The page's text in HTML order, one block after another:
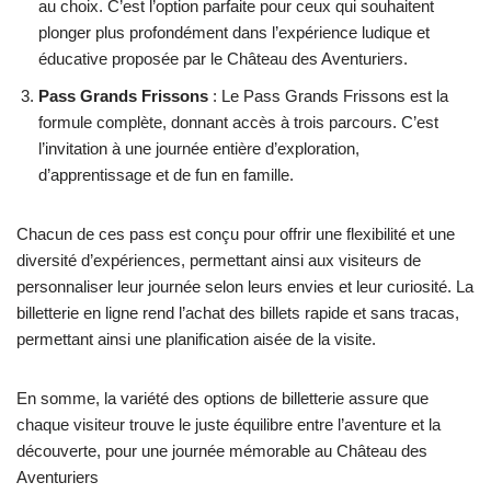
au choix. C’est l’option parfaite pour ceux qui souhaitent
plonger plus profondément dans l’expérience ludique et
éducative proposée par le Château des Aventuriers.
Pass Grands Frissons : Le Pass Grands Frissons est la
formule complète, donnant accès à trois parcours. C’est
l’invitation à une journée entière d’exploration,
d’apprentissage et de fun en famille.
Chacun de ces pass est conçu pour offrir une flexibilité et une
diversité d’expériences, permettant ainsi aux visiteurs de
personnaliser leur journée selon leurs envies et leur curiosité. La
billetterie en ligne rend l’achat des billets rapide et sans tracas,
permettant ainsi une planification aisée de la visite.
En somme, la variété des options de billetterie assure que
chaque visiteur trouve le juste équilibre entre l’aventure et la
découverte, pour une journée mémorable au Château des
Aventuriers